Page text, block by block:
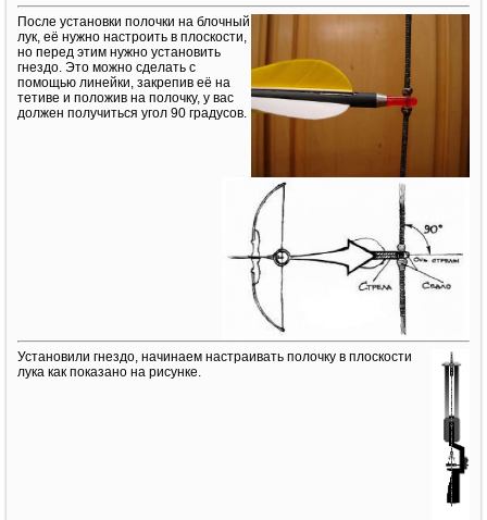
После установки полочки на блочный
лук, её нужно настроить в плоскости,
но перед этим нужно установить
гнездо. Это можно сделать с
помощью линейки, закрепив её на
тетиве и положив на полочку, у вас
должен получиться угол 90 градусов.
Установили гнездо, начинаем настраивать полочку в плоскости
лука как показано на рисунке.